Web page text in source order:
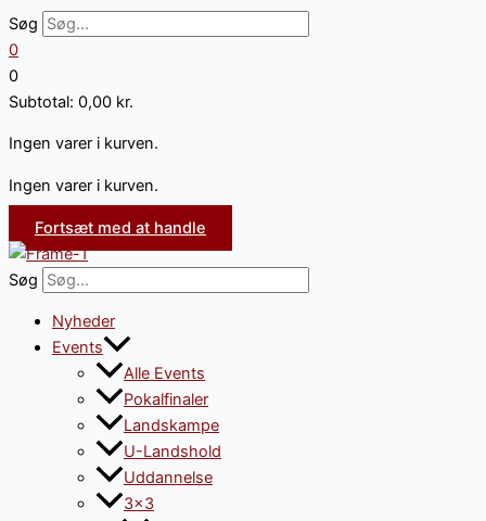
Søg
0
0
Subtotal: 0,00 kr.
Ingen varer i kurven.
Ingen varer i kurven.
Fortsæt med at handle
Søg
Nyheder
Events
Alle Events
Pokalfinaler
Landskampe
U-Landshold
Uddannelse
3×3